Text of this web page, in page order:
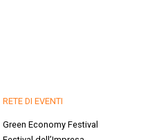
RETE DI EVENTI
Green Economy Festival